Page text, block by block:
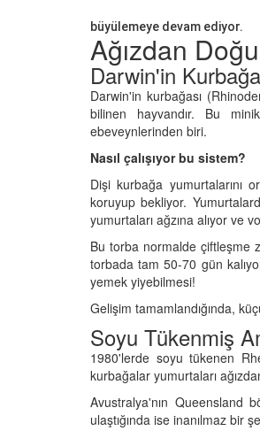
büyülemeye devam ediyor.
Ağızdan
Darwin'in
Darwin'in kurbağası
bilinen hayvandır. Bu
ebeveynlerinden biri.
Nasıl çalışıyor bu sistem?
Dişi kurbağa yumurtalarını
koruyup bekliyor.
yumurtaları ağzına alıyor ve
Bu torba normalde çiftleşme
torbada tam 50-70 gün
yemek yiyebilmesi!
Gelişim tamamlandığında,
Soyu Tükenmiş
1980'lerde soyu tükenen
kurbağalar yumurtaları
Avustralya'nın Queensland
ulaştığında ise inanılmaz bir
Domuzlar
mü Kokar?
Hangi Hayvanın
Sorun Yok: Hangi
Kemiği Bulunmaz?
Yansıması:
Kalbi Sağdadır?
Mamutlar Öldü,